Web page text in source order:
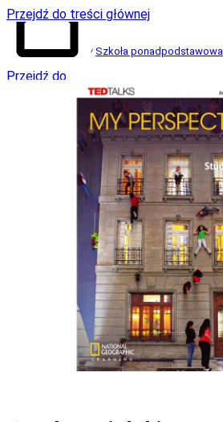
Przejdź do treści głównej
Przejdź do
Szkoła ponadpodstawowa